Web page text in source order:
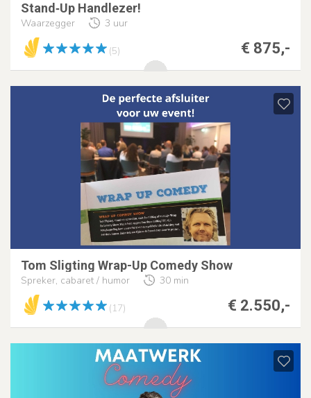
Stand‑Up Handlezer!
Waarzegger 3 uur
€ 875,-
(5)
Tom Sligting Wrap-Up Comedy Show
Spreker, cabaret / humor 30 min
€ 2.550,-
(17)